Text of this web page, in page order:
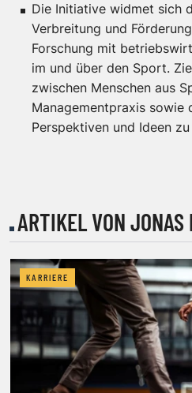
Die Initiative widmet sich
Verbreitung und
Forschung mit
im und über den Sport.
zwischen Menschen aus
Managementpraxis sowie
Perspektiven und Ideen
ARTIKEL VON JONAS
KARRIERE